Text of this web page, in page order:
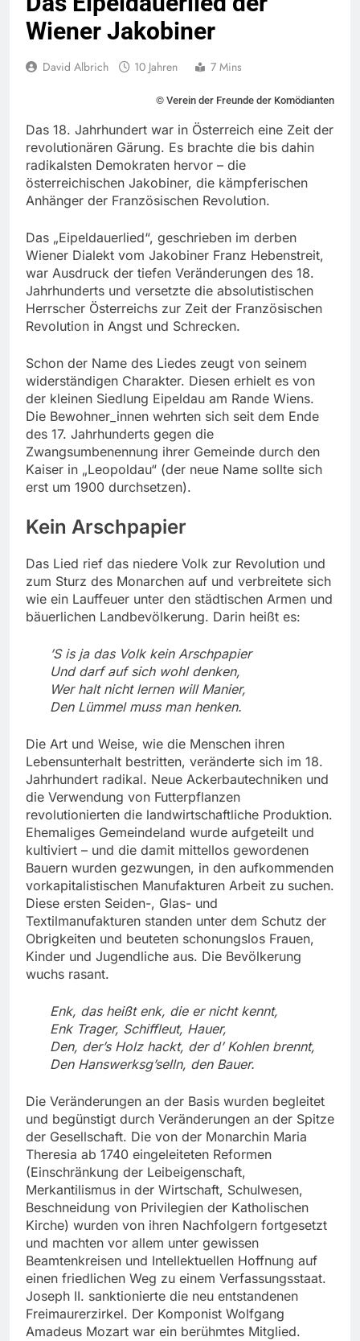
Wiener Jakobiner
David Albrich 10 Jahren 7 Mins
© Verein der Freunde der Komödianten
Das 18. Jahrhundert war in Österreich eine Zeit der
revolutionären Gärung. Es brachte die bis dahin
radikalsten Demokraten hervor – die
österreichischen Jakobiner, die kämpferischen
Anhänger der Französischen Revolution.
Das „Eipeldauerlied“, geschrieben im derben
Wiener Dialekt vom Jakobiner Franz Hebenstreit,
war Ausdruck der tiefen Veränderungen des 18.
Jahrhunderts und versetzte die absolutistischen
Herrscher Österreichs zur Zeit der Französischen
Revolution in Angst und Schrecken.
Schon der Name des Liedes zeugt von seinem
widerständigen Charakter. Diesen erhielt es von
der kleinen Siedlung Eipeldau am Rande Wiens.
Die Bewohner_innen wehrten sich seit dem Ende
des 17. Jahrhunderts gegen die
Zwangsumbenennung ihrer Gemeinde durch den
Kaiser in „Leopoldau“ (der neue Name sollte sich
erst um 1900 durchsetzen).
Kein Arschpapier
Das Lied rief das niedere Volk zur Revolution und
zum Sturz des Monarchen auf und verbreitete sich
wie ein Lauffeuer unter den städtischen Armen und
bäuerlichen Landbevölkerung. Darin heißt es:
’S is ja das Volk kein Arschpapier
Und darf auf sich wohl denken,
Wer halt nicht lernen will Manier,
Den Lümmel muss man henken.
Die Art und Weise, wie die Menschen ihren
Lebensunterhalt bestritten, veränderte sich im 18.
Jahrhundert radikal. Neue Ackerbautechniken und
die Verwendung von Futterpflanzen
revolutionierten die landwirtschaftliche Produktion.
Ehemaliges Gemeindeland wurde aufgeteilt und
kultiviert – und die damit mittellos gewordenen
Bauern wurden gezwungen, in den aufkommenden
vorkapitalistischen Manufakturen Arbeit zu suchen.
Diese ersten Seiden-, Glas- und
Textilmanufakturen standen unter dem Schutz der
Obrigkeiten und beuteten schonungslos Frauen,
Kinder und Jugendliche aus. Die Bevölkerung
wuchs rasant.
Enk, das heißt enk, die er nicht kennt,
Enk Trager, Schiffleut, Hauer,
Den, der’s Holz hackt, der d’ Kohlen brennt,
Den Hanswerksg’selln, den Bauer.
Die Veränderungen an der Basis wurden begleitet
und begünstigt durch Veränderungen an der Spitze
der Gesellschaft. Die von der Monarchin Maria
Theresia ab 1740 eingeleiteten Reformen
(Einschränkung der Leibeigenschaft,
Merkantilismus in der Wirtschaft, Schulwesen,
Beschneidung von Privilegien der Katholischen
Kirche) wurden von ihren Nachfolgern fortgesetzt
und machten vor allem unter gewissen
Beamtenkreisen und Intellektuellen Hoffnung auf
einen friedlichen Weg zu einem Verfassungsstaat.
Joseph II. sanktionierte die neu entstandenen
Freimaurerzirkel. Der Komponist Wolfgang
Amadeus Mozart war ein berühmtes Mitglied.